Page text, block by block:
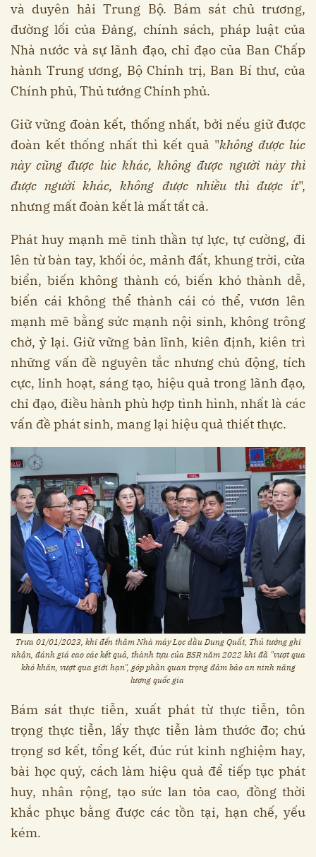
và duyên hải Trung Bộ. Bám sát chủ trương,
đường lối của Đảng, chính sách, pháp luật của
Nhà nước và sự lãnh đạo, chỉ đạo của Ban Chấp
hành Trung ương, Bộ Chính trị, Ban Bí thư, của
Chính phủ, Thủ tướng Chính phủ.
Giữ vững đoàn kết, thống nhất, bởi nếu giữ được
đoàn kết thống nhất thì kết quả "không được lúc
này cũng được lúc khác, không được người này thì
được người khác, không được nhiều thì được ít",
nhưng mất đoàn kết là mất tất cả.
Phát huy mạnh mẽ tinh thần tự lực, tự cường, đi
lên từ bàn tay, khối óc, mảnh đất, khung trời, cửa
biển, biến không thành có, biến khó thành dễ,
biến cái không thể thành cái có thể, vươn lên
mạnh mẽ bằng sức mạnh nội sinh, không trông
chờ, ỷ lại. Giữ vững bản lĩnh, kiên định, kiên trì
những vấn đề nguyên tắc nhưng chủ động, tích
cực, linh hoạt, sáng tạo, hiệu quả trong lãnh đạo,
chỉ đạo, điều hành phù hợp tình hình, nhất là các
vấn đề phát sinh, mang lại hiệu quả thiết thực.
Trưa 01/01/2023, khi đến thăm Nhà máy Lọc dầu Dung Quất, Thủ tướng ghi
nhận, đánh giá cao các kết quả, thành tựu của BSR năm 2022 khi đã "vượt qua
khó khăn, vượt qua giới hạn", góp phần quan trọng đảm bảo an ninh năng
lượng quốc gia
Bám sát thực tiễn, xuất phát từ thực tiễn, tôn
trọng thực tiễn, lấy thực tiễn làm thước đo; chú
trọng sơ kết, tổng kết, đúc rút kinh nghiệm hay,
bài học quý, cách làm hiệu quả để tiếp tục phát
huy, nhân rộng, tạo sức lan tỏa cao, đồng thời
khắc phục bằng được các tồn tại, hạn chế, yếu
kém.